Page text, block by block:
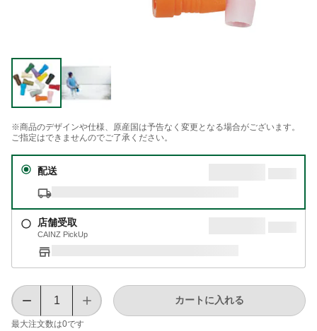
※商品のデザインや仕様、原産国は予告なく変更となる場合がございます。
ご指定はできませんのでご了承ください。
配送
店舗受取
CAINZ PickUp
最大注文数は0です
カートに入れる